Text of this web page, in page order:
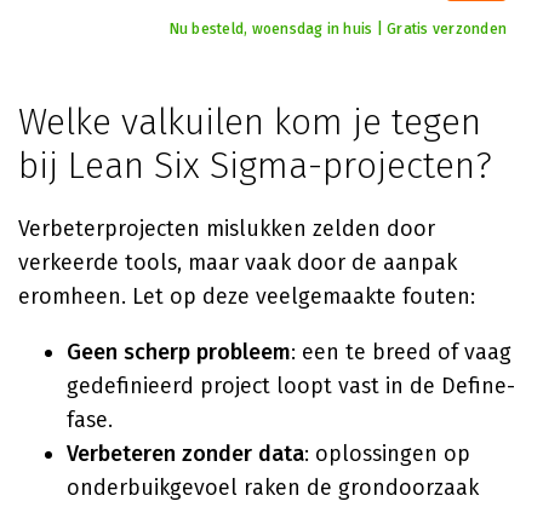
Nu besteld, woensdag in huis | Gratis verzonden
Welke valkuilen kom je tegen
bij Lean Six Sigma-projecten?
Verbeterprojecten mislukken zelden door
verkeerde tools, maar vaak door de aanpak
eromheen. Let op deze veelgemaakte fouten:
Geen scherp probleem: een te breed of vaag
gedefinieerd project loopt vast in de Define-
fase.
Verbeteren zonder data: oplossingen op
onderbuikgevoel raken de grondoorzaak